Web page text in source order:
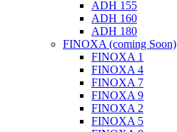
ADH 155
ADH 160
ADH 180
FINOXA (coming Soon)
FINOXA 1
FINOXA 4
FINOXA 7
FINOXA 9
FINOXA 2
FINOXA 5